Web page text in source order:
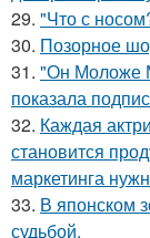
29. "Что с
30. Позорное
31. "Он Моложе
показала
32. Каждая
становится
маркетинга
33. В японском
судьбой.